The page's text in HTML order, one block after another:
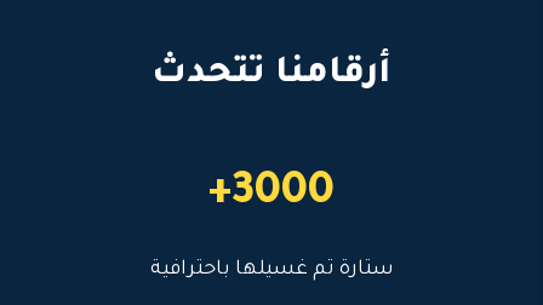
أرقامنا تتحدث
3000+
ستارة تم غسيلها باحترافية